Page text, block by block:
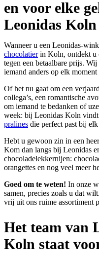
en voor elke
Leonidas Koln
Wanneer u een Leonidas-
chocolatierin Koln, ontdekt u
tegen een betaalbare prijs.
iemand anders op elk
Of het nu gaat om een
collega’s, een romantische
om iemand te bedanken of
week: bij Leonidas Koln
pralines die perfect past bij
Hebt u gewoon zin in een
Kom dan langs bij Leonidas
chocoladelekkernijen:
orangettes en nog veel meer
Goed om te weten! In onze
samen, precies zoals u dat
vrij uit ons ruime assortiment
Het team van
Koln staat